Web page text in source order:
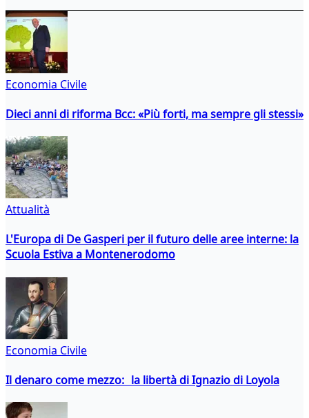
Economia Civile
Dieci anni di riforma Bcc: «Più forti, ma sempre gli stessi»
Attualità
L'Europa di De Gasperi per il futuro delle aree interne: la
Scuola Estiva a Montenerodomo
Economia Civile
Il denaro come mezzo: la libertà di Ignazio di Loyola